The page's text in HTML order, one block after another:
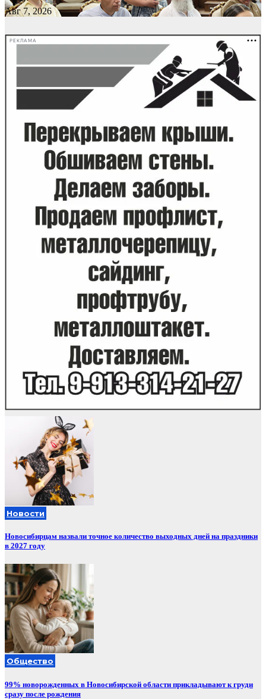
Авг 7, 2026
РЕКЛАМА
Новости
Новосибирцам назвали точное количество выходных дней на праздники
в 2027 году
Общество
99% новорожденных в Новосибирской области прикладывают к груди
сразу после рождения